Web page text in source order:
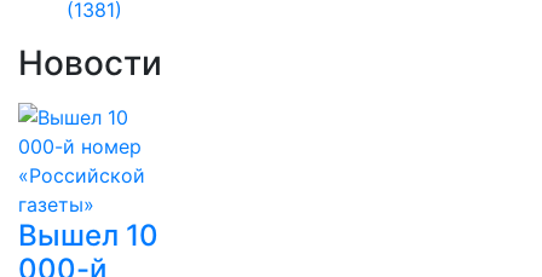
(1381)
Новости
Вышел 10
000-й